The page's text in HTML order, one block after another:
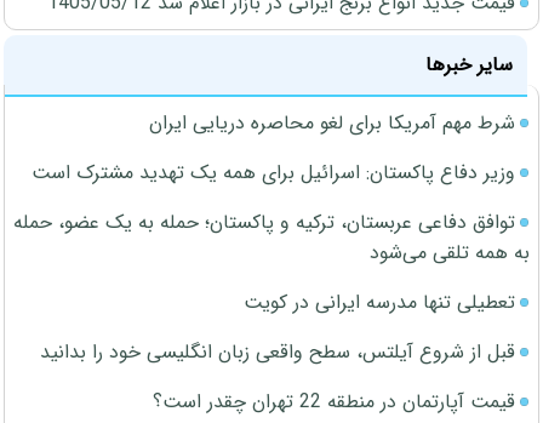
سایر خبرها
شرط مهم آمریکا برای لغو محاصره دریایی ایران
وزیر دفاع پاکستان: اسرائیل برای همه یک تهدید مشترک است
توافق دفاعی عربستان، ترکیه و پاکستان؛ حمله به یک عضو، حمله
به همه تلقی می‌شود
تعطیلی تنها مدرسه ایرانی در کویت
قبل از شروع آیلتس، سطح واقعی زبان انگلیسی خود را بدانید
قیمت آپارتمان در منطقه 22 تهران چقدر است؟